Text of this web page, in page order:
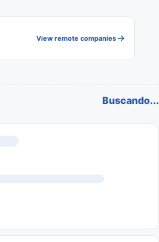
View remote companies
Buscando...